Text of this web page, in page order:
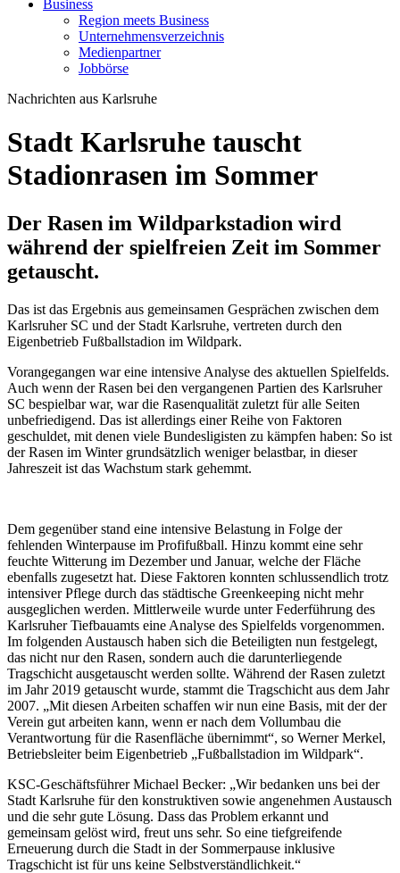
Business
Region meets Business
Unternehmensverzeichnis
Medienpartner
Jobbörse
Nachrichten aus Karlsruhe
Stadt Karlsruhe tauscht
Stadionrasen im Sommer
Der Rasen im Wildparkstadion wird
während der spielfreien Zeit im Sommer
getauscht.
Das ist das Ergebnis aus gemeinsamen Gesprächen zwischen dem
Karlsruher SC und der Stadt Karlsruhe, vertreten durch den
Eigenbetrieb Fußballstadion im Wildpark.
Vorangegangen war eine intensive Analyse des aktuellen Spielfelds.
Auch wenn der Rasen bei den vergangenen Partien des Karlsruher
SC bespielbar war, war die Rasenqualität zuletzt für alle Seiten
unbefriedigend. Das ist allerdings einer Reihe von Faktoren
geschuldet, mit denen viele Bundesligisten zu kämpfen haben: So ist
der Rasen im Winter grundsätzlich weniger belastbar, in dieser
Jahreszeit ist das Wachstum stark gehemmt.
Dem gegenüber stand eine intensive Belastung in Folge der
fehlenden Winterpause im Profifußball. Hinzu kommt eine sehr
feuchte Witterung im Dezember und Januar, welche der Fläche
ebenfalls zugesetzt hat. Diese Faktoren konnten schlussendlich trotz
intensiver Pflege durch das städtische Greenkeeping nicht mehr
ausgeglichen werden. Mittlerweile wurde unter Federführung des
Karlsruher Tiefbauamts eine Analyse des Spielfelds vorgenommen.
Im folgenden Austausch haben sich die Beteiligten nun festgelegt,
das nicht nur den Rasen, sondern auch die darunterliegende
Tragschicht ausgetauscht werden sollte. Während der Rasen zuletzt
im Jahr 2019 getauscht wurde, stammt die Tragschicht aus dem Jahr
2007. „Mit diesen Arbeiten schaffen wir nun eine Basis, mit der der
Verein gut arbeiten kann, wenn er nach dem Vollumbau die
Verantwortung für die Rasenfläche übernimmt“, so Werner Merkel,
Betriebsleiter beim Eigenbetrieb „Fußballstadion im Wildpark“.
KSC-Geschäftsführer Michael Becker: „Wir bedanken uns bei der
Stadt Karlsruhe für den konstruktiven sowie angenehmen Austausch
und die sehr gute Lösung. Dass das Problem erkannt und
gemeinsam gelöst wird, freut uns sehr. So eine tiefgreifende
Erneuerung durch die Stadt in der Sommerpause inklusive
Tragschicht ist für uns keine Selbstverständlichkeit.“